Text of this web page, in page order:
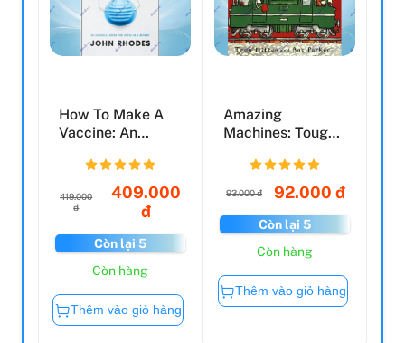
How To Make A
Vaccine: An
For COVI...
419.000
đ
409.000
đ
Còn lại 5
Còn hàng
Thêm vào giỏ hàng
Amazing
Machines: Tough
93.000 đ 92.000 đ
Còn lại 5
Còn hàng
Thêm vào giỏ hàng